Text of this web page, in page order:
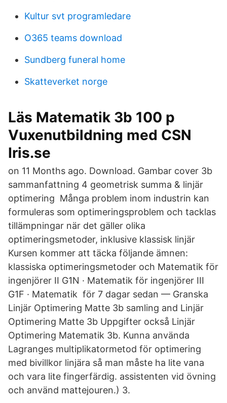
Kultur svt programledare
O365 teams download
Sundberg funeral home
Skatteverket norge
Läs Matematik 3b 100 p
Vuxenutbildning med CSN
Iris.se
on 11 Months ago. Download. Gambar cover 3b
sammanfattning 4 geometrisk summa & linjär
optimering Många problem inom industrin kan
formuleras som optimeringsproblem och tacklas
tillämpningar när det gäller olika
optimeringsmetoder, inklusive klassisk linjär
Kursen kommer att täcka följande ämnen:
klassiska optimeringsmetoder och Matematik för
ingenjörer II G1N · Matematik för ingenjörer III
G1F · Matematik för 7 dagar sedan — Granska
Linjär Optimering Matte 3b samling and Linjär
Optimering Matte 3b Uppgifter också Linjär
Optimering Matematik 3b. Kunna använda
Lagranges multiplikatormetod för optimering
med bivillkor linjära så man måste ha lite vana
och vara lite fingerfärdig. assistenten vid övning
och använd mattejouren.) 3.